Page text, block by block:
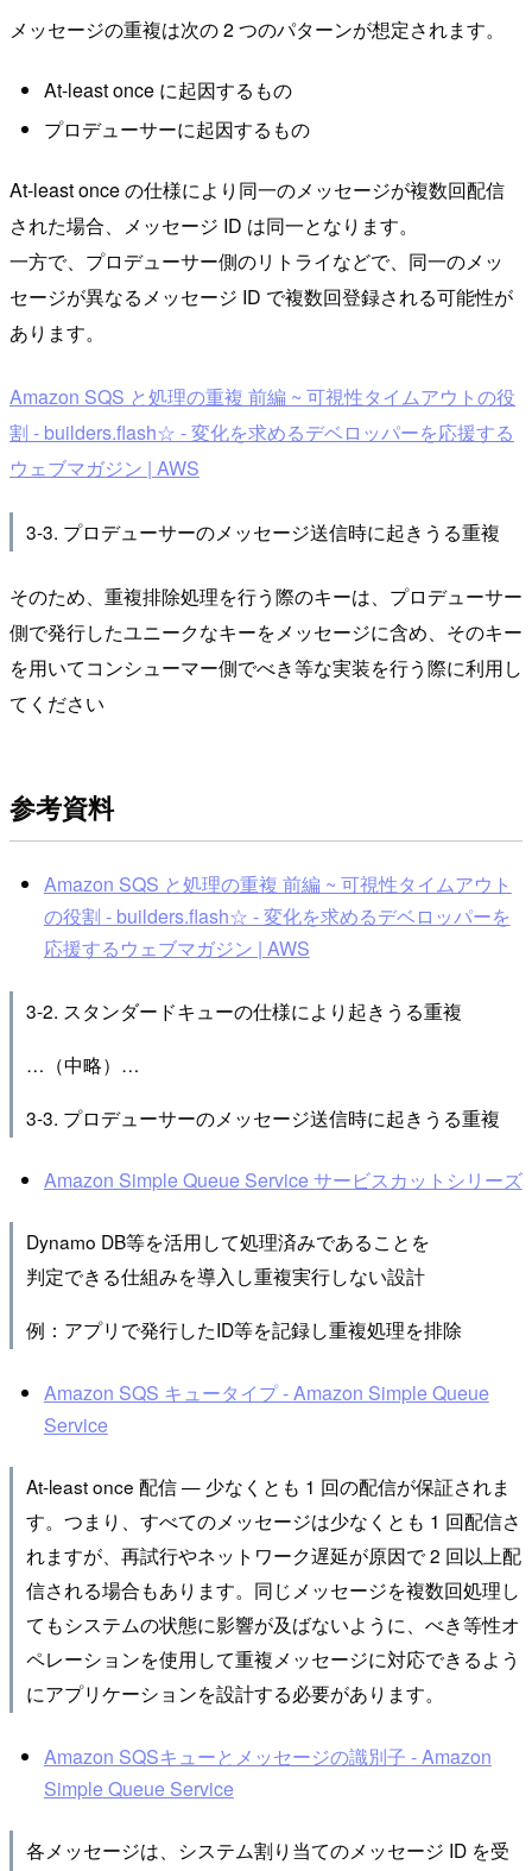
メッセージの重複は次の 2 つのパターンが想定されます。
At-least once に起因するもの
プロデューサーに起因するもの
At-least once の仕様により同一のメッセージが複数回配信
された場合、メッセージ ID は同一となります。
一方で、プロデューサー側のリトライなどで、同一のメッ
セージが異なるメッセージ ID で複数回登録される可能性が
あります。
Amazon SQS と処理の重複 前編 ~ 可視性タイムアウトの役
割 - builders.flash☆ - 変化を求めるデベロッパーを応援する
ウェブマガジン | AWS
3-3. プロデューサーのメッセージ送信時に起きうる重複
そのため、重複排除処理を行う際のキーは、プロデューサー
側で発行したユニークなキーをメッセージに含め、そのキー
を用いてコンシューマー側でべき等な実装を行う際に利用し
てください
参考資料
Amazon SQS と処理の重複 前編 ~ 可視性タイムアウト
の役割 - builders.flash☆ - 変化を求めるデベロッパーを
応援するウェブマガジン | AWS
3-2. スタンダードキューの仕様により起きうる重複
…（中略）…
3-3. プロデューサーのメッセージ送信時に起きうる重複
Amazon Simple Queue Service サービスカットシリーズ
Dynamo DB等を活用して処理済みであることを
判定できる仕組みを導入し重複実行しない設計
例：アプリで発行したID等を記録し重複処理を排除
Amazon SQS キュータイプ - Amazon Simple Queue
Service
At-least once 配信 — 少なくとも 1 回の配信が保証されま
す。つまり、すべてのメッセージは少なくとも 1 回配信さ
れますが、再試行やネットワーク遅延が原因で 2 回以上配
信される場合もあります。同じメッセージを複数回処理し
てもシステムの状態に影響が及ばないように、べき等性オ
ペレーションを使用して重複メッセージに対応できるよう
にアプリケーションを設計する必要があります。
Amazon SQSキューとメッセージの識別子 - Amazon
Simple Queue Service
各メッセージは、システム割り当てのメッセージ ID を受